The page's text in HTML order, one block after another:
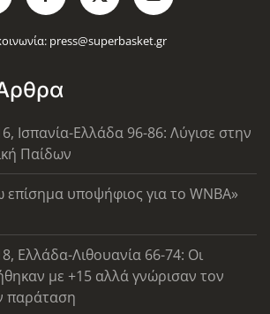
press@superbasket.gr
Ισπανία-Ελλάδα 96-86: Λύγισε στην
Παίδων
υποψήφιος για το WNBA»
Ελλάδα-Λιθουανία 66-74: Οι
με +15 αλλά γνώρισαν τον
παράταση